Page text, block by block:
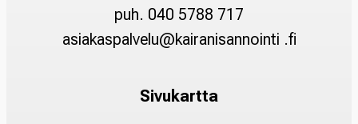
puh. 040 5788 717
asiakaspalvelu@kairanisannointi .fi
Sivukartta